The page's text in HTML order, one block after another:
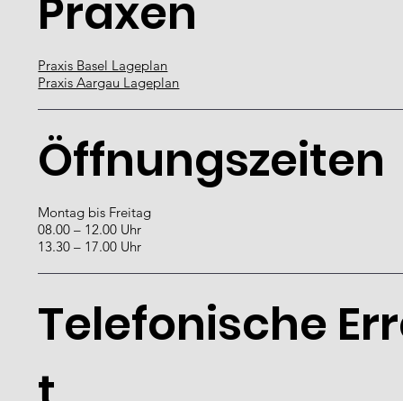
Praxen
Praxis Basel Lageplan
Öffnungszeiten
Montag bis Freitag
08.00 – 12.00 Uhr
Telefonische